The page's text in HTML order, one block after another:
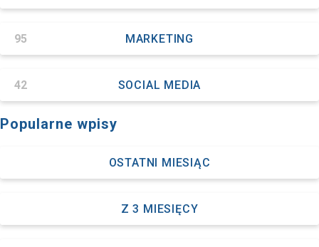
MARKETING
95
SOCIAL MEDIA
42
Popularne wpisy
OSTATNI MIESIĄC
Z 3 MIESIĘCY